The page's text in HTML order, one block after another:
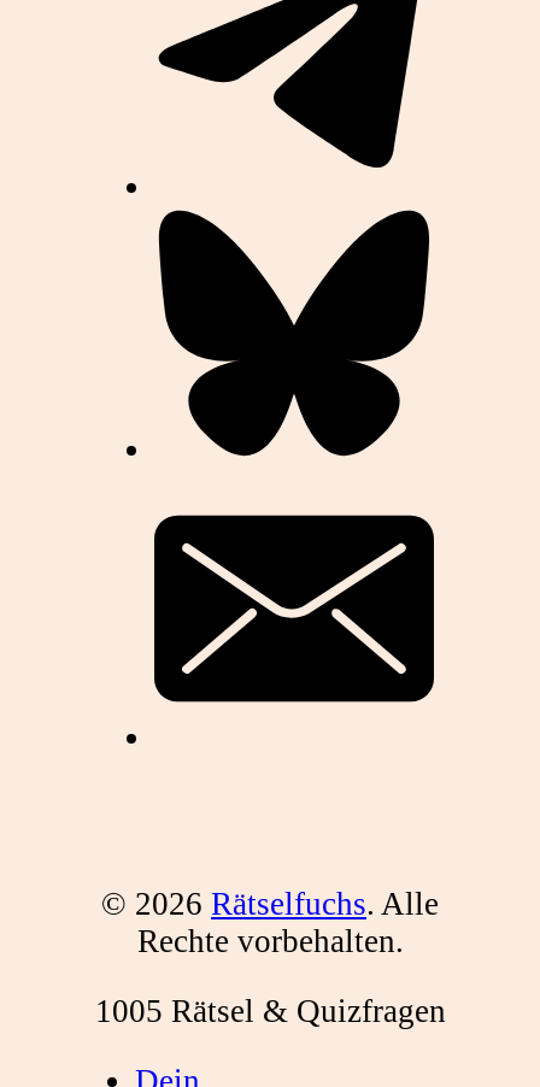
© 2026 Rätselfuchs. Alle
Rechte vorbehalten.
1005 Rätsel & Quizfragen